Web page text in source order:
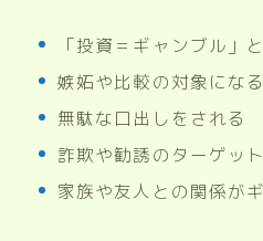
「投資＝ギャンブル」
嫉妬や比較の対象になる
無駄な口出しをされる
詐欺や勧誘のターゲッ
家族や友人との関係が